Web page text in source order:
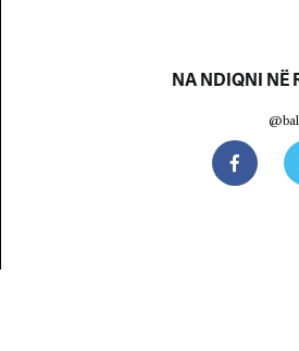
NA NDIQNI NË